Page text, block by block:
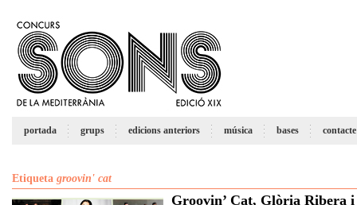
portada grups edicions anteriors música bases contacte
Etiqueta groovin' cat
Groovin’ Cat, Glòria Ribera